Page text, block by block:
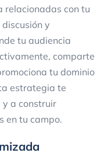
relacionadas con tu
y
tu audiencia
comparte
tu dominio
estrategia te
a construir
en tu campo.